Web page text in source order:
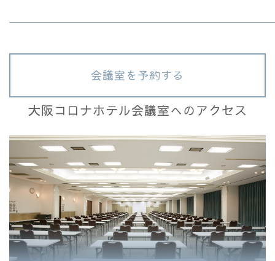
詳しくはこちら
会議室を予約する
大阪コロナホテル会議室へのアクセス